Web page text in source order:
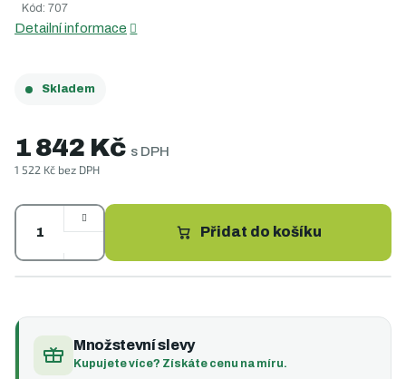
5
Kód: 707
Detailní informace
1 842 Kč s DPH
1 522 Kč bez DPH
cena:
Skladem
Přidat do košíku
Množstevní slevy
Kupujete více? Získáte cenu na míru.